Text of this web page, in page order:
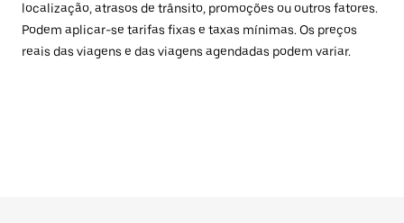
localização, atrasos de trânsito, promoções ou outros fatores.
Podem aplicar-se tarifas fixas e taxas mínimas. Os preços
reais das viagens e das viagens agendadas podem variar.